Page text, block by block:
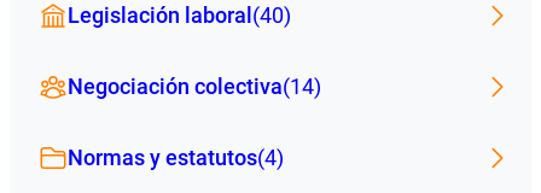
Legislación laboral (40)
Negociación colectiva(14)
Normas y estatutos(4)